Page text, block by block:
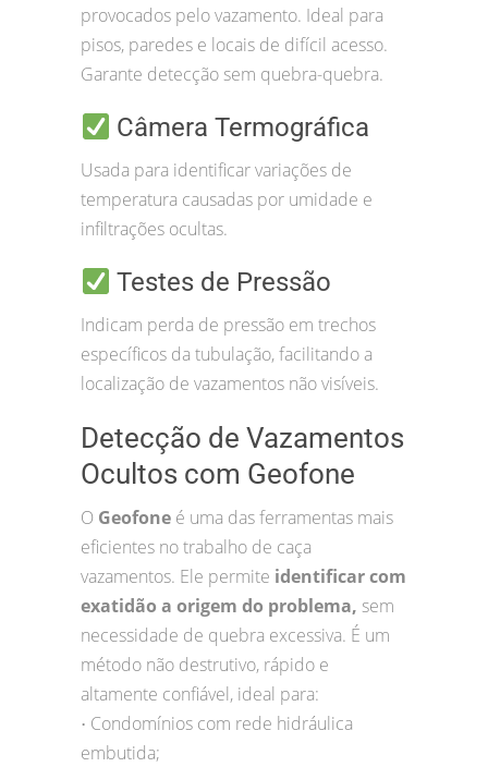
provocados pelo vazamento. Ideal para
pisos, paredes e locais de difícil acesso.
Garante detecção sem quebra-quebra.
Câmera Termográfica
Usada para identificar variações de
temperatura causadas por umidade e
infiltrações ocultas.
Testes de Pressão
Indicam perda de pressão em trechos
específicos da tubulação, facilitando a
localização de vazamentos não visíveis.
Detecção de Vazamentos
Ocultos com Geofone
O Geofone é uma das ferramentas mais
eficientes no trabalho de caça
vazamentos. Ele permite identificar com
exatidão a origem do problema, sem
necessidade de quebra excessiva. É um
método não destrutivo, rápido e
altamente confiável, ideal para:
• Condomínios com rede hidráulica
embutida;